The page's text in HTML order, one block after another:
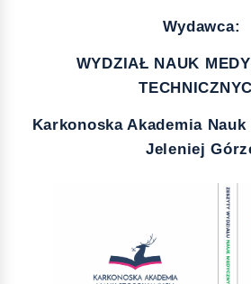
Wydawca:
WYDZIAŁ NAUK
Karkonoska Akademia
Jeleniej